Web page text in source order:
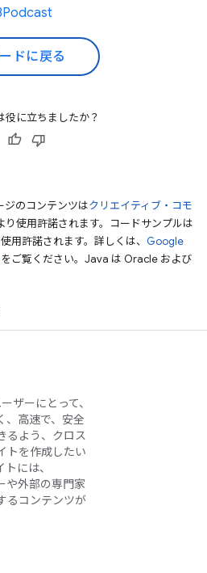
ドに戻る
役に立ちましたか？
ジのコンテンツはクリエイティブ・コモ
り使用許諾されます。コードサンプルは
用許諾されます。詳しくは、 Google
をご覧ください。Java は Oracle および
ザーにとって、
、高速で、安全
るよう、クロス
トを作成したい
には、
や外部の専門家
るコンテンツが